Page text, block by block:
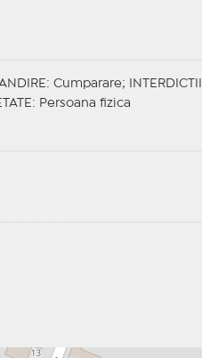
: Cumparare; INTERDICTII
: Persoana fizica